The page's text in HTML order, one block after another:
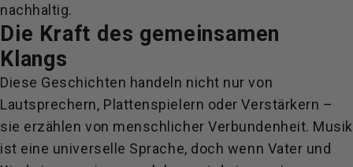
nachhaltig.
Die Kraft des gemeinsamen
Klangs
Diese Geschichten handeln nicht nur von
Lautsprechern, Plattenspielern oder Verstärkern –
sie erzählen von menschlicher Verbundenheit. Musik
ist eine universelle Sprache, doch wenn Vater und